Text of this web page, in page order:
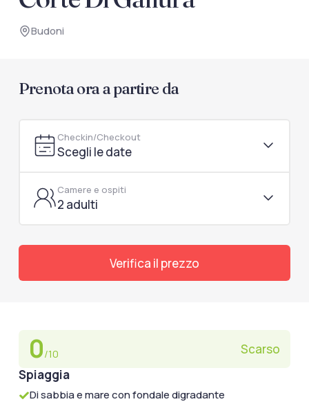
documenti di viaggio.
Budoni
Prenota ora a partire da
Checkin/Checkout
Scegli le date
Camere e ospiti
2 adulti
Verifica il prezzo
0/10
Scarso
Spiaggia
Di sabbia e mare con fondale digradante